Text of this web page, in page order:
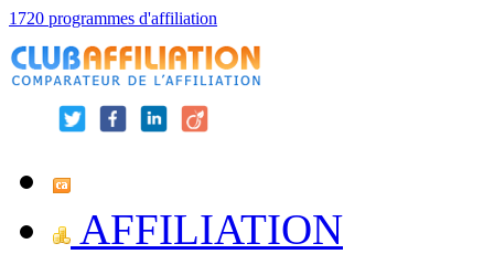
1720 programmes d'affiliation
AFFILIATION